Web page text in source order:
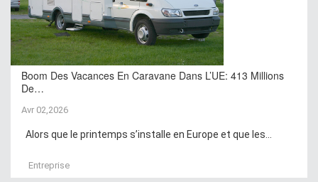
Boom Des Vacances En Caravane Dans L’UE: 413 Millions
De…
Avr 02,2026
Alors que le printemps s’installe en Europe et que les...
Entreprise